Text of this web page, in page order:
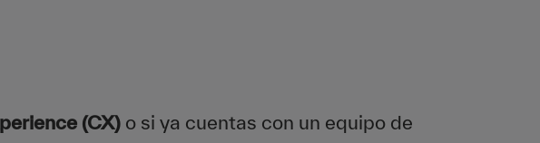
(CX) o si ya cuentas con un equipo de